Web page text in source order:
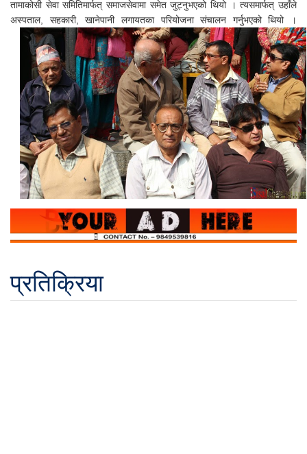
तामाकोसी सेवा समितिमार्फत् समाजसेवामा समेत जुट्नुभएको थियो । त्यसमार्फत् उहाँले
अस्पताल, सहकारी, खानेपानी लगायतका परियोजना संचालन गर्नुभएको थियो ।
प्रतिक्रिया